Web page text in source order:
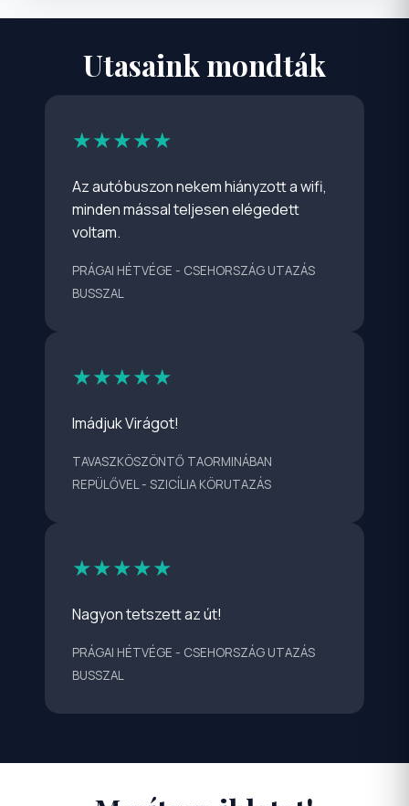
Utasaink mondták
★★★★★
Az autóbuszon nekem hiányzott a wifi,
minden mással teljesen elégedett
voltam.
PRÁGAI HÉTVÉGE - CSEHORSZÁG UTAZÁS
BUSSZAL
★★★★★
Imádjuk Virágot!
TAVASZKÖSZÖNTŐ TAORMINÁBAN
REPÜLŐVEL - SZICÍLIA KÖRUTAZÁS
★★★★★
Nagyon tetszett az út!
PRÁGAI HÉTVÉGE - CSEHORSZÁG UTAZÁS
BUSSZAL